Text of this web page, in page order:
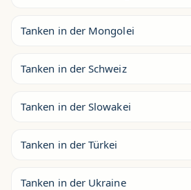
Tanken in der Mongolei
Tanken in der Schweiz
Tanken in der Slowakei
Tanken in der Türkei
Tanken in der Ukraine